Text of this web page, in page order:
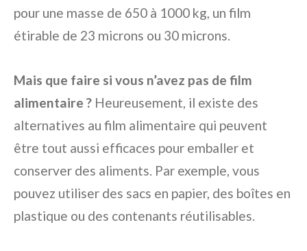
pour une masse de 650 à 1000 kg, un film
étirable de 23 microns ou 30 microns.
Mais que faire si vous n’avez pas de film
alimentaire ? Heureusement, il existe des
alternatives au film alimentaire qui peuvent
être tout aussi efficaces pour emballer et
conserver des aliments. Par exemple, vous
pouvez utiliser des sacs en papier, des boîtes en
plastique ou des contenants réutilisables.